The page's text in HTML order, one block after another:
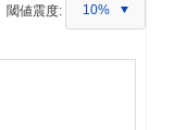
閾値震度: 10%